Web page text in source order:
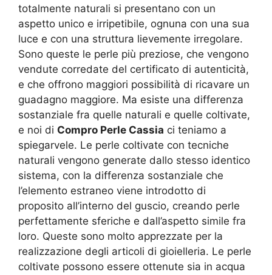
totalmente naturali si presentano con un
aspetto unico e irripetibile, ognuna con una sua
luce e con una struttura lievemente irregolare.
Sono queste le perle più preziose, che vengono
vendute corredate del certificato di autenticità,
e che offrono maggiori possibilità di ricavare un
guadagno maggiore. Ma esiste una differenza
sostanziale fra quelle naturali e quelle coltivate,
e noi di Compro Perle Cassia ci teniamo a
spiegarvele. Le perle coltivate con tecniche
naturali vengono generate dallo stesso identico
sistema, con la differenza sostanziale che
l’elemento estraneo viene introdotto di
proposito all’interno del guscio, creando perle
perfettamente sferiche e dall’aspetto simile fra
loro. Queste sono molto apprezzate per la
realizzazione degli articoli di gioielleria. Le perle
coltivate possono essere ottenute sia in acqua